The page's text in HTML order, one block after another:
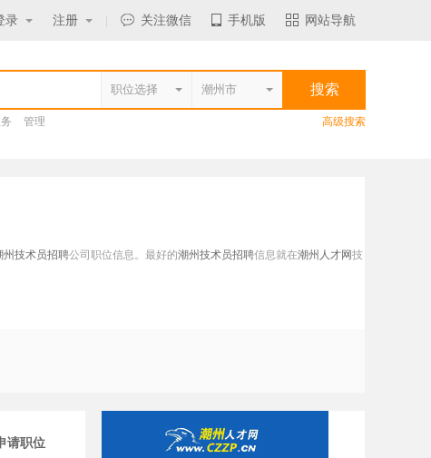
录 注册 关注微信 手机版 网站导航
管理 高级搜索
州技术员招聘公司职位信息。最好的潮州技术员招聘信息就在潮州人才网技
请职位